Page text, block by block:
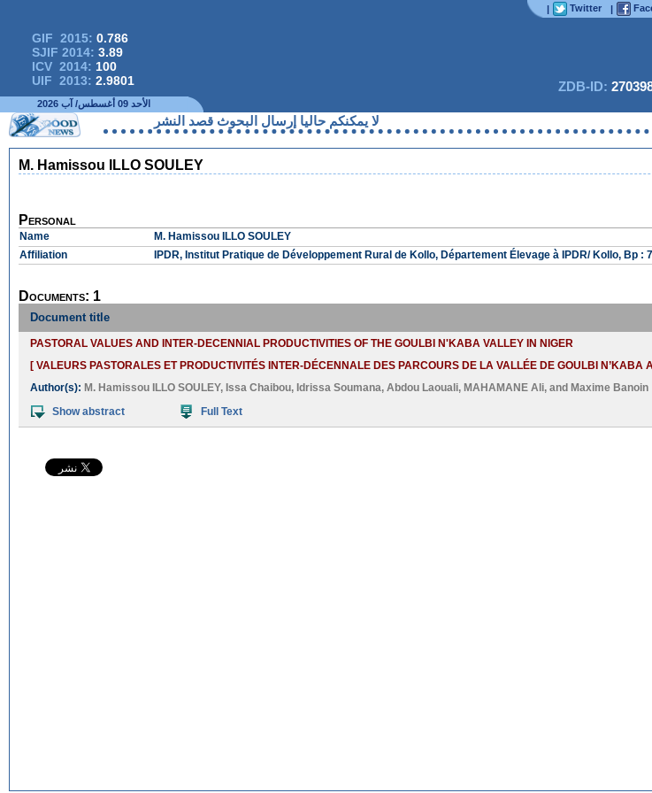
| Twitter |
GIF 2015: 0.786
SJIF 2014: 3.89
ICV 2014: 100
UIF 2013: 2.9801 ZDB-ID:
الأحد 09 أغسطس/ آب 2026
لا يمكنكم حاليا إرسال البحوث قصد النشر
M. Hamissou ILLO SOULEY
Personal
Name
M. Hamissou ILLO SOULEY
Affiliation
IPDR, Institut Pratique de Développement Rural de Kollo, Département Élevage à IPDR/ Kollo, Bp :
Documents: 1
Document title
PASTORAL VALUES AND INTER-DECENNIAL PRODUCTIVITIES OF THE GOULBI N'KABA VALLEY IN NIGER
[ VALEURS PASTORALES ET PRODUCTIVITÉS INTER-DÉCENNALE DES PARCOURS DE LA VALLÉE DE GOULBI N’KABA
Author(s): M. Hamissou ILLO SOULEY, Issa Chaibou, Idrissa Soumana, Abdou Laouali, MAHAMANE Ali, and Maxime Banoin
Show abstract
Full Text